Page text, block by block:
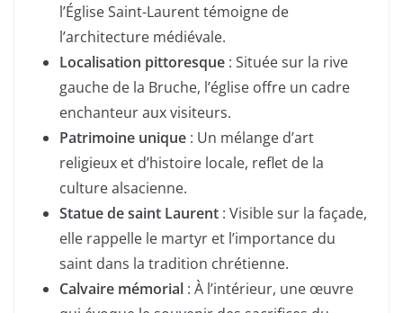
l’Église Saint-Laurent témoigne de
l’architecture médiévale.
Localisation pittoresque : Située sur la rive
gauche de la Bruche, l’église offre un cadre
enchanteur aux visiteurs.
Patrimoine unique : Un mélange d’art
religieux et d’histoire locale, reflet de la
culture alsacienne.
Statue de saint Laurent : Visible sur la façade,
elle rappelle le martyr et l’importance du
saint dans la tradition chrétienne.
Calvaire mémorial : À l’intérieur, une œuvre